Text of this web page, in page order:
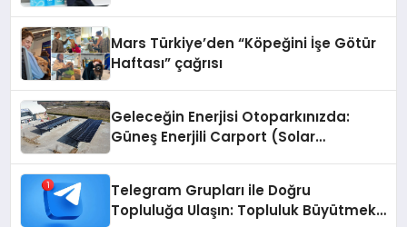
Mars Türkiye’den “Köpeğini İşe Götür
Haftası” çağrısı
Geleceğin Enerjisi Otoparkınızda:
Güneş Enerjili Carport (Solar
Telegram Grupları ile Doğru
Topluluğa Ulaşın: Topluluk Büyütmek